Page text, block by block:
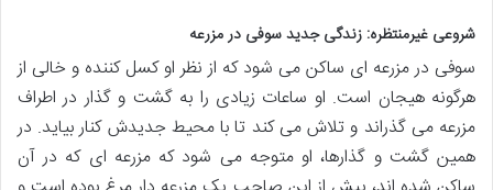
شروعی غیرمنتظره: زندگی جدید سوفی در مزرعه
سوفی در مزرعه ای ساکن می شود که از نظر او کسل کننده و خالی از
هرگونه هیجان است. او ساعات زیادی را به گشت و گذار در اطراف
مزرعه می گذراند و تلاش می کند تا با محیط جدیدش کنار بیاید. در
همین گشت و گذارها، او متوجه می شود که مزرعه ای که در آن